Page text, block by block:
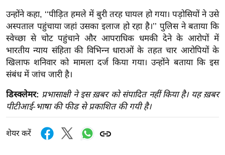
श
ख्सि
य
त
यं
इं
डि
उन्होंने कहा, ‘‘पीड़ित हमले में बुरी तरह घायल हो गया। पड़ोसियों ने उसे
अस्पताल पहुंचाया जहां उसका इलाज हो रहा है।’’ पुलिस ने बताया कि
स्वेच्छा से चोट पहुंचाने और आपराधिक धमकी देने के आरोपों में
भारतीय न्याय संहिता की विभिन्न धाराओं के तहत चार आरोपियों के
खिलाफ शनिवार को मामला दर्ज किया गया। उन्होंने बताया कि इस
संबंध में जांच जारी है।
डिस्क्लेमर: प्रभासाक्षी ने इस ख़बर को संपादित नहीं किया है। यह ख़बर
पीटीआई-भाषा की फीड से प्रकाशित की गयी है।
शेयर करें